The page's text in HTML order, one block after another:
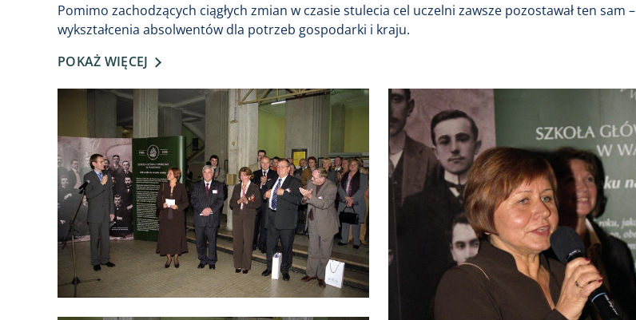
Pomimo zachodzących ciągłych zmian w czasie stulecia cel uczelni zawsze pozostawał ten sam –
wykształcenia absolwentów dla potrzeb gospodarki i kraju.
POKAŻ WIĘCEJ